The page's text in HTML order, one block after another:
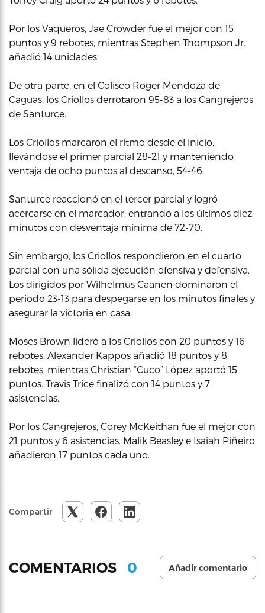
Por los Vaqueros, Jae Crowder fue el mejor con 15
puntos y 9 rebotes, mientras Stephen Thompson Jr.
añadió 14 unidades.
De otra parte, en el Coliseo Roger Mendoza de
Caguas, los Criollos derrotaron 95-83 a los Cangrejeros
de Santurce.
Los Criollos marcaron el ritmo desde el inicio,
llevándose el primer parcial 28-21 y manteniendo
ventaja de ocho puntos al descanso, 54-46.
Santurce reaccionó en el tercer parcial y logró
acercarse en el marcador, entrando a los últimos diez
minutos con desventaja mínima de 72-70.
Sin embargo, los Criollos respondieron en el cuarto
parcial con una sólida ejecución ofensiva y defensiva.
Los dirigidos por Wilhelmus Caanen dominaron el
periodo 23-13 para despegarse en los minutos finales y
asegurar la victoria en casa.
Moses Brown lideró a los Criollos con 20 puntos y 16
rebotes. Alexander Kappos añadió 18 puntos y 8
rebotes, mientras Christian “Cuco” López aportó 15
puntos. Travis Trice finalizó con 14 puntos y 7
asistencias.
Por los Cangrejeros, Corey McKeithan fue el mejor con
21 puntos y 6 asistencias. Malik Beasley e Isaiah Piñeiro
añadieron 17 puntos cada uno.
Compartir
COMENTARIOS 0 Añadir comentario